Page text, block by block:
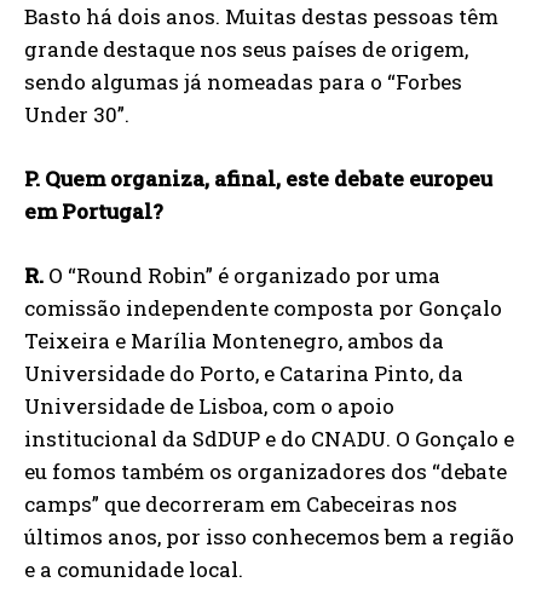
Li e aceito a vossa Politica de Privacidade .
Basto há dois anos. Muitas destas pessoas têm
grande destaque nos seus países de origem,
sendo algumas já nomeadas para o “Forbes
Under 30”.
P. Quem organiza, afinal, este debate europeu
em Portugal?
R. O “Round Robin” é organizado por uma
comissão independente composta por Gonçalo
Teixeira e Marília Montenegro, ambos da
Universidade do Porto, e Catarina Pinto, da
Universidade de Lisboa, com o apoio
institucional da SdDUP e do CNADU. O Gonçalo e
eu fomos também os organizadores dos “debate
camps” que decorreram em Cabeceiras nos
últimos anos, por isso conhecemos bem a região
e a comunidade local.